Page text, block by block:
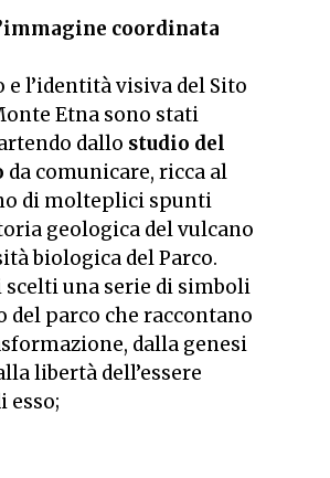
coordinata
l’identità visiva del Sito
Etna sono stati
dallo studio del
da comunicare, ricca al
di molteplici spunti
geologica del vulcano
biologica del Parco.
scelti una serie di simboli
del parco che raccontano
dalla genesi
libertà dell’essere
esso;